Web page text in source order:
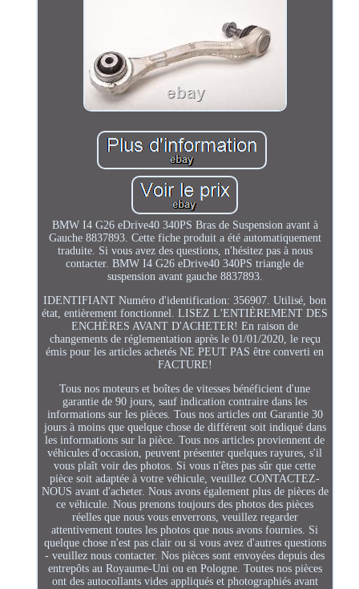
BMW I4 G26 eDrive40 340PS Bras de Suspension avant à
Gauche 8837893. Cette fiche produit a été automatiquement
traduite. Si vous avez des questions, n'hésitez pas à nous
contacter. BMW I4 G26 eDrive40 340PS triangle de
suspension avant gauche 8837893.
IDENTIFIANT Numéro d'identification: 356907. Utilisé, bon
état, entièrement fonctionnel. LISEZ L'ENTIÈREMENT DES
ENCHÈRES AVANT D'ACHETER! En raison de
changements de réglementation après le 01/01/2020, le reçu
émis pour les articles achetés NE PEUT PAS être converti en
FACTURE!
Tous nos moteurs et boîtes de vitesses bénéficient d'une
garantie de 90 jours, sauf indication contraire dans les
informations sur les pièces. Tous nos articles ont Garantie 30
jours à moins que quelque chose de différent soit indiqué dans
les informations sur la pièce. Tous nos articles proviennent de
véhicules d'occasion, peuvent présenter quelques rayures, s'il
vous plaît voir des photos. Si vous n'êtes pas sûr que cette
pièce soit adaptée à votre véhicule, veuillez CONTACTEZ-
NOUS avant d'acheter. Nous avons également plus de pièces de
ce véhicule. Nous prenons toujours des photos des pièces
réelles que nous vous enverrons, veuillez regarder
attentivement toutes les photos que nous avons fournies. Si
quelque chose n'est pas clair ou si vous avez d'autres questions
- veuillez nous contacter. Nos pièces sont envoyées depuis des
entrepôts au Royaume-Uni ou en Pologne. Toutes nos pièces
ont des autocollants vides appliqués et photographiés avant